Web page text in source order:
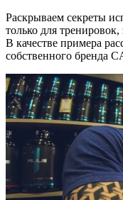
Раскрываем секреты
только для
В качестве примера
собственного бренда